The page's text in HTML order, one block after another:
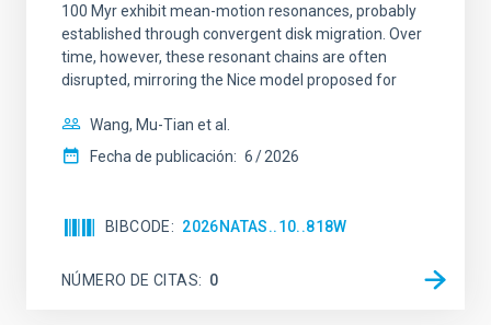
100 Myr exhibit mean-motion resonances, probably
established through convergent disk migration. Over
time, however, these resonant chains are often
disrupted, mirroring the Nice model proposed for
Wang, Mu-Tian et al.
Fecha de publicación: 6 2026
BIBCODE 2026NATAS..10..818W
NÚMERO DE CITAS 0